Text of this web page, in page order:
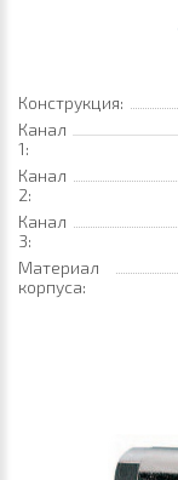
Конструкция:
Канал
1:
Канал
2:
Канал
3:
Материал
корпуса: